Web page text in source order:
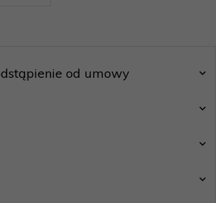
od umowy